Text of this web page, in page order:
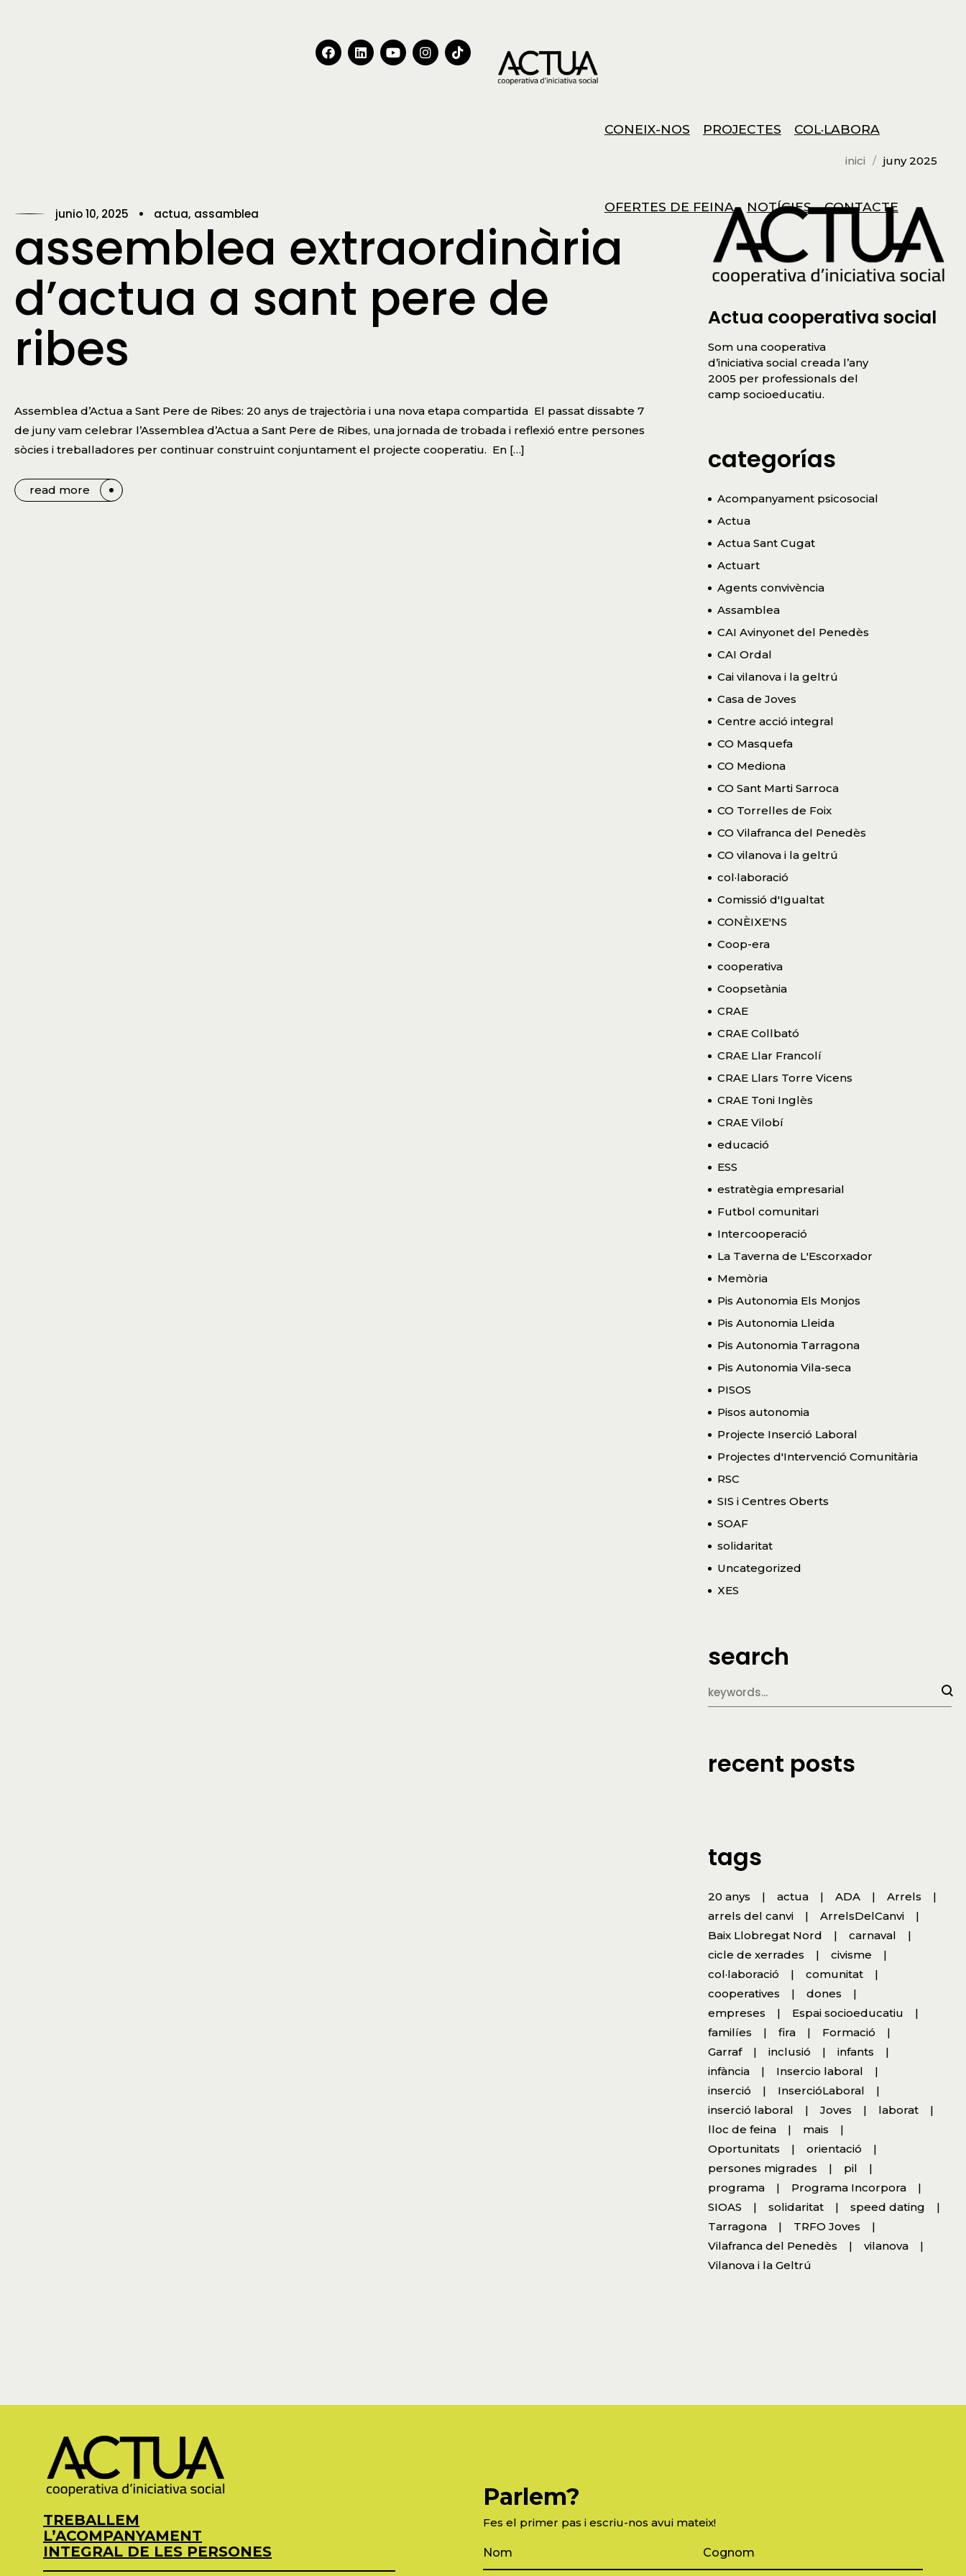
CONEIX-NOS PROJECTES COL·LABORA
OFERTES DE FEINA NOTÍCIES CONTACTE
inici juny 2025
junio 10, 2025 actua assamblea
assemblea extraordinària
d’actua a sant pere de
ribes
Assemblea d’Actua a Sant Pere de Ribes: 20 anys de trajectòria i una nova etapa compartida El passat dissabte 7
de juny vam celebrar l’Assemblea d’Actua a Sant Pere de Ribes, una jornada de trobada i reflexió entre persones
sòcies i treballadores per continuar construint conjuntament el projecte cooperatiu. En […]
read more
Actua cooperativa social
Som una cooperativa
d’iniciativa social creada l’any
2005 per professionals del
camp socioeducatiu.
categorías
Acompanyament psicosocial
Actua
Actua Sant Cugat
Actuart
Agents convivència
Assamblea
CAI Avinyonet del Penedès
CAI Ordal
Cai vilanova i la geltrú
Casa de Joves
Centre acció integral
CO Masquefa
CO Mediona
CO Sant Marti Sarroca
CO Torrelles de Foix
CO Vilafranca del Penedès
CO vilanova i la geltrú
col·laboració
Comissió d'Igualtat
CONÈIXE'NS
Coop-era
cooperativa
Coopsetània
CRAE
CRAE Collbató
CRAE Llar Francolí
CRAE Llars Torre Vicens
CRAE Toni Inglès
CRAE Vilobí
educació
ESS
estratègia empresarial
Futbol comunitari
Intercooperació
La Taverna de L'Escorxador
Memòria
Pis Autonomia Els Monjos
Pis Autonomia Lleida
Pis Autonomia Tarragona
Pis Autonomia Vila-seca
PISOS
Pisos autonomia
Projecte Inserció Laboral
Projectes d'Intervenció Comunitària
RSC
SIS i Centres Oberts
SOAF
solidaritat
Uncategorized
XES
search
recent posts
tags
20 anys actua ADA
Arrels
arrels del canvi
ArrelsDelCanvi
Baix Llobregat Nord
carnaval
cicle de xerrades
civisme
col·laboració
comunitat
cooperatives
dones
empreses
Espai socioeducatiu
familíes
fira
Formació
Garraf
inclusió
infants
infància
Insercio laboral
inserció
InsercióLaboral
inserció laboral
Joves
laborat
lloc de feina
mais
Oportunitats
orientació
persones migrades
pil
programa
Programa Incorpora
SIOAS
solidaritat
speed dating
Tarragona
TRFO Joves
Vilafranca del Penedès
vilanova
Vilanova i la Geltrú
TREBALLEM
L’ACOMPANYAMENT
INTEGRAL DE LES PERSONES
Parlem?
Fes el primer pas i escriu-nos avui mateix!